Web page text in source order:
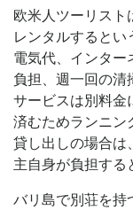
欧米人ツーリスト
レンタルするとい
電気代、インター
負担、週一回の清
サービスは別料金
済むためランニン
貸し出しの場合は
主自身が負担する
バリ島で別荘を持